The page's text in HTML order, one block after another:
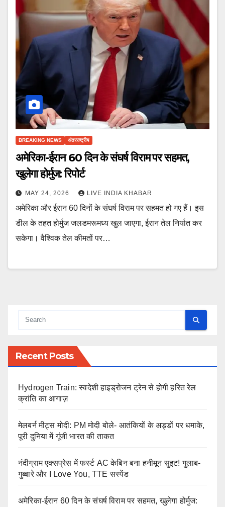
BREAKING NEWS अंतरराष्ट्रीय
अमेरिका-ईरान 60 दिन के संघर्ष विराम पर सहमत,
खुलेगा होर्मुज: रिपोर्ट
MAY 24, 2026 LIVE INDIA KHABAR
अमेरिका और ईरान 60 दिनों के संघर्ष विराम पर सहमत हो गए हैं। इस
डील के तहत होर्मुज जलडमरूमध्य खुल जाएगा, ईरान तेल निर्यात कर
सकेगा। वैश्विक तेल कीमतों पर…
Recent Posts
Hydrogen Train: स्वदेशी हाइड्रोजन ट्रेन से होगी हरित रेल
क्रांति का आगाज़
मेलबर्न मीट्स मोदी: PM मोदी बोले- आतंकियों के अड्डों पर धमाके,
पूरी दुनिया में गूंजी भारत की ताकत
नंदीग्राम एक्सप्रेस में फर्स्ट AC केबिन बना हनीमून सुइट! गुलाब-
गुब्बारे और I Love You, TTE सस्पेंड
अमेरिका-ईरान 60 दिन के संघर्ष विराम पर सहमत, खुलेगा होर्मुज: